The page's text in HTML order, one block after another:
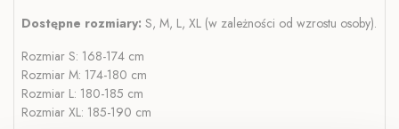
Dostępne rozmiary: S, M, L, XL (w zależności od wzrostu osoby).
Rozmiar S: 168-174 cm
Rozmiar M: 174-180 cm
Rozmiar L: 180-185 cm
Rozmiar XL: 185-190 cm